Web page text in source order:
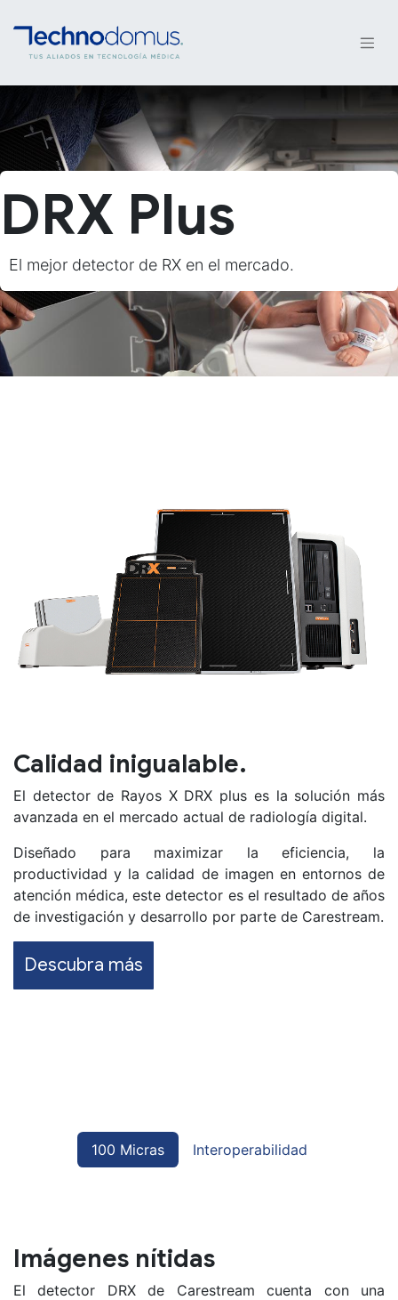
DRX Plus
El mejor detector de RX en el mercado.
Calidad inigualable.
El detector de Rayos X DRX plus es la solución más
avanzada en el mercado actual de radiología digital.
Diseñado para maximizar la eficiencia, la
productividad y la calidad de imagen en entornos de
atención médica, este detector es el resultado de años
de investigación y desarrollo por parte de Carestream.
Descubra más
100 Micras Interoperabilidad
Imágenes nítidas
El detector DRX de Carestream cuenta con una